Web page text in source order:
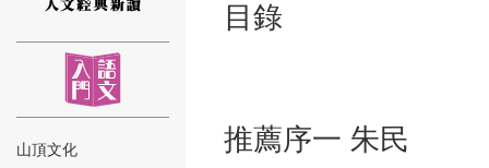
⑫
山頂文化
目錄
推薦序一